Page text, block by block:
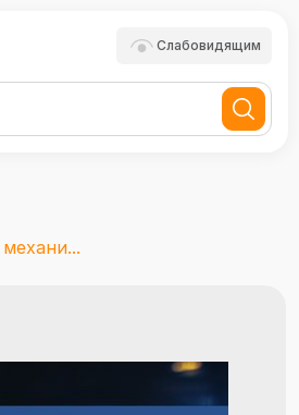
Слабовидящим